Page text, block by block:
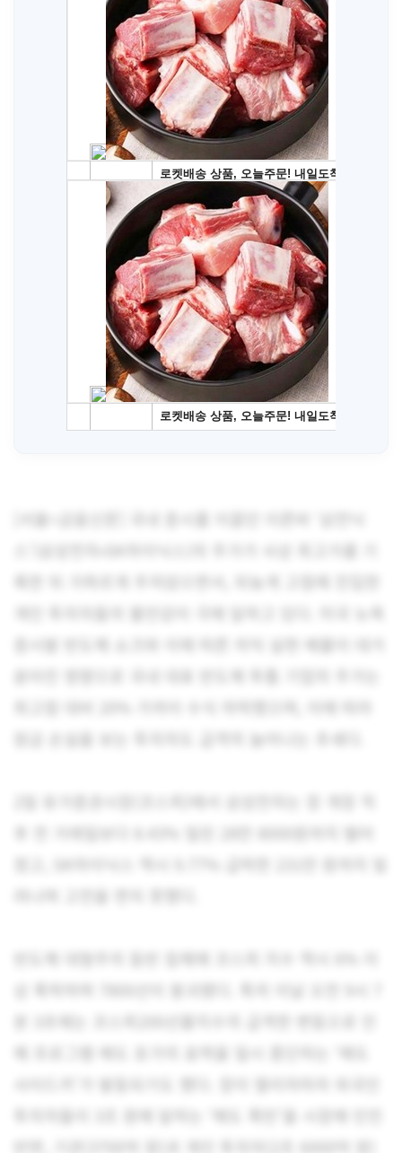
[서울=금융신문] 국내 증시를 이끌던 이른바 ‘삼전닉
스’(삼성전자·SK하이닉스)의 주가가 사상 최고가를 기
록한 뒤 가파르게 주저앉으면서, 뒤늦게 고점에 진입한
개인 투자자들의 불안감이 극에 달하고 있다. 미국 뉴욕
증시발 반도체 쇼크와 이에 따른 차익 실현 매물이 대거
원금 손실을 보는 투자자도 급격히 늘어나는 추세다.
후 전 거래일보다 8.43% 밀린 28만 8000원까지 떨어
졌고, SK하이닉스 역시 9.77% 급락한 231만 원까지 밀
려나며 고전을 면치 못했다.
반도체 대형주의 동반 침체에 코스피 지수 역시 6% 이
상 폭락하며 7800선이 붕괴됐다. 특히 이날 오전 9시 7
분 3초에는 코스피200선물지수의 급격한 변동으로 인
해 프로그램 매도 호가의 효력을 일시 중단하는 ‘매도
사이드카’가 발동되기도 했다. 장이 열리자마자 외국인
투자자들이 3조 원에 달하는 ‘매도 폭탄’을 시장에 던진